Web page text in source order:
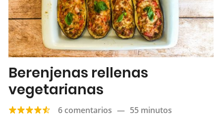
Berenjenas rellenas
vegetarianas
6 comentarios — 55 minutos